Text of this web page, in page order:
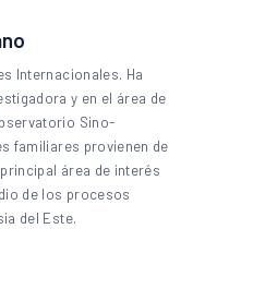
Internacionales. Ha
y en el área de
Sino-
familiares provienen de
área de interés
de los procesos
del Este.